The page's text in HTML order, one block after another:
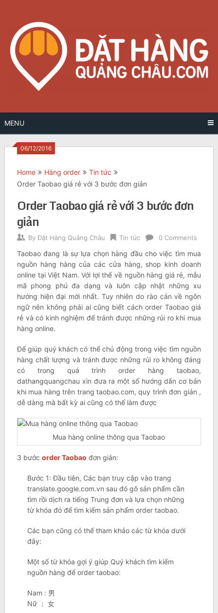
content
MENU
06/12/2016
Home Hàng order
Tin tức
Order Taobao giá rẻ với 3 bước đơn giản
Order Taobao giá rẻ với 3 bước đơn
giản
By Đặt Hàng Quảng Châu Tin tức 0 Comments
Taobao đang là sự lựa chọn hàng đầu cho việc tìm mua
nguồn hàng hàng của các cửa hàng, shop kinh doanh
online tại Việt Nam. Với lợi thế về nguồn hàng giá rẻ, mẫu
mã phong phú đa dạng và luôn cập nhật những xu
hướng hiện đại mới nhất. Tuy nhiên do rào cản về ngôn
ngữ nên không phải ai cũng biết cách order Taobao giá
rẻ và có kinh nghiệm để tránh được những rủi ro khi mua
hàng online.
Để giúp quý khách có thể chủ động trong việc tìm nguồn
hàng chất lượng và tránh được những rủi ro không đáng
có trong quá trình order hàng taobao,
dathangquangchau xin đưa ra một số hướng dẫn cơ bản
khi mua hàng trên trang taobao.com, quy trình đơn giản ,
dễ dàng mà bất kỳ ai cũng có thể làm được
Mua hàng online thông qua Taobao
3 bước order Taobao đơn giản:
Bước 1: Đầu tiên, Các bạn truy cập vào trang
translate.google.com.vn sau đó gõ sản phẩm cần
tìm rồi dịch ra tiếng Trung đơn và lựa chọn những
từ khóa đó để tìm kiếm sản phẩm order taobao.
Các bạn cũng có thể tham khảo các từ khóa dưới
đây:
Một số từ khóa gợi ý giúp Quý khách tìm kiếm
nguồn hàng để order taobao:
Nam : 男
Nữ ： 女